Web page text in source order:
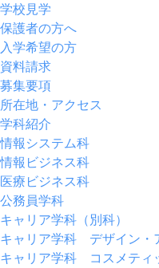
学校見学
保護者の方へ
入学希望の方
資料請求
募集要項
所在地・アクセス
学科紹介
情報システム科
情報ビジネス科
医療ビジネス科
公務員学科
キャリア学科（別科）
キャリア学科 デザイン・
キャリア学科 コスメティ